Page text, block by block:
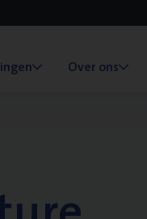
Over ons